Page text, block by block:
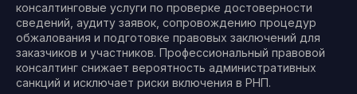
консалтинговые услуги по проверке достоверности
сведений, аудиту заявок, сопровождению процедур
обжалования и подготовке правовых заключений для
заказчиков и участников. Профессиональный правовой
консалтинг снижает вероятность административных
санкций и исключает риски включения в РНП.